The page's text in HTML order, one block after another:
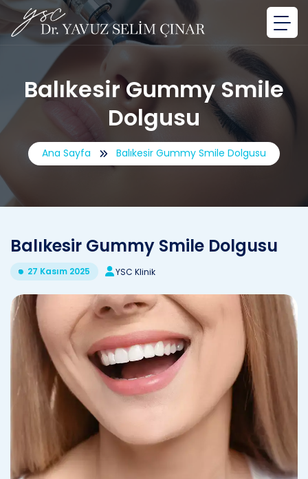
Balıkesir Gummy Smile
Dolgusu
Ana Sayfa Balıkesir Gummy Smile Dolgusu
Balıkesir Gummy Smile Dolgusu
27 Kasım 2025 YSC Klinik